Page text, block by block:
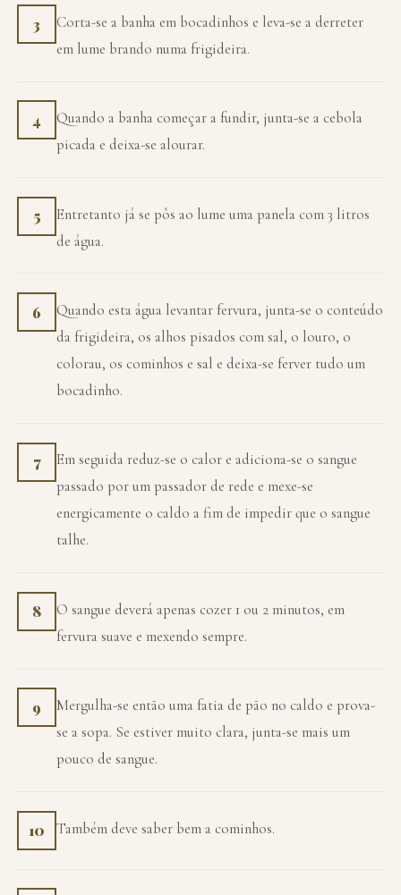
3
Corta-se a banha em bocadinhos e leva-se a derreter
em lume brando numa frigideira.
4
Quando a banha começar a fundir, junta-se a cebola
picada e deixa-se alourar.
5
Entretanto já se pôs ao lume uma panela com 3 litros
de água.
6
Quando esta água levantar fervura, junta-se o conteúdo
da frigideira, os alhos pisados com sal, o louro, o
colorau, os cominhos e sal e deixa-se ferver tudo um
bocadinho.
7
Em seguida reduz-se o calor e adiciona-se o sangue
passado por um passador de rede e mexe-se
energicamente o caldo a fim de impedir que o sangue
talhe.
8
O sangue deverá apenas cozer 1 ou 2 minutos, em
fervura suave e mexendo sempre.
9
Mergulha-se então uma fatia de pão no caldo e prova-
se a sopa. Se estiver muito clara, junta-se mais um
pouco de sangue.
10 Também deve saber bem a cominhos.